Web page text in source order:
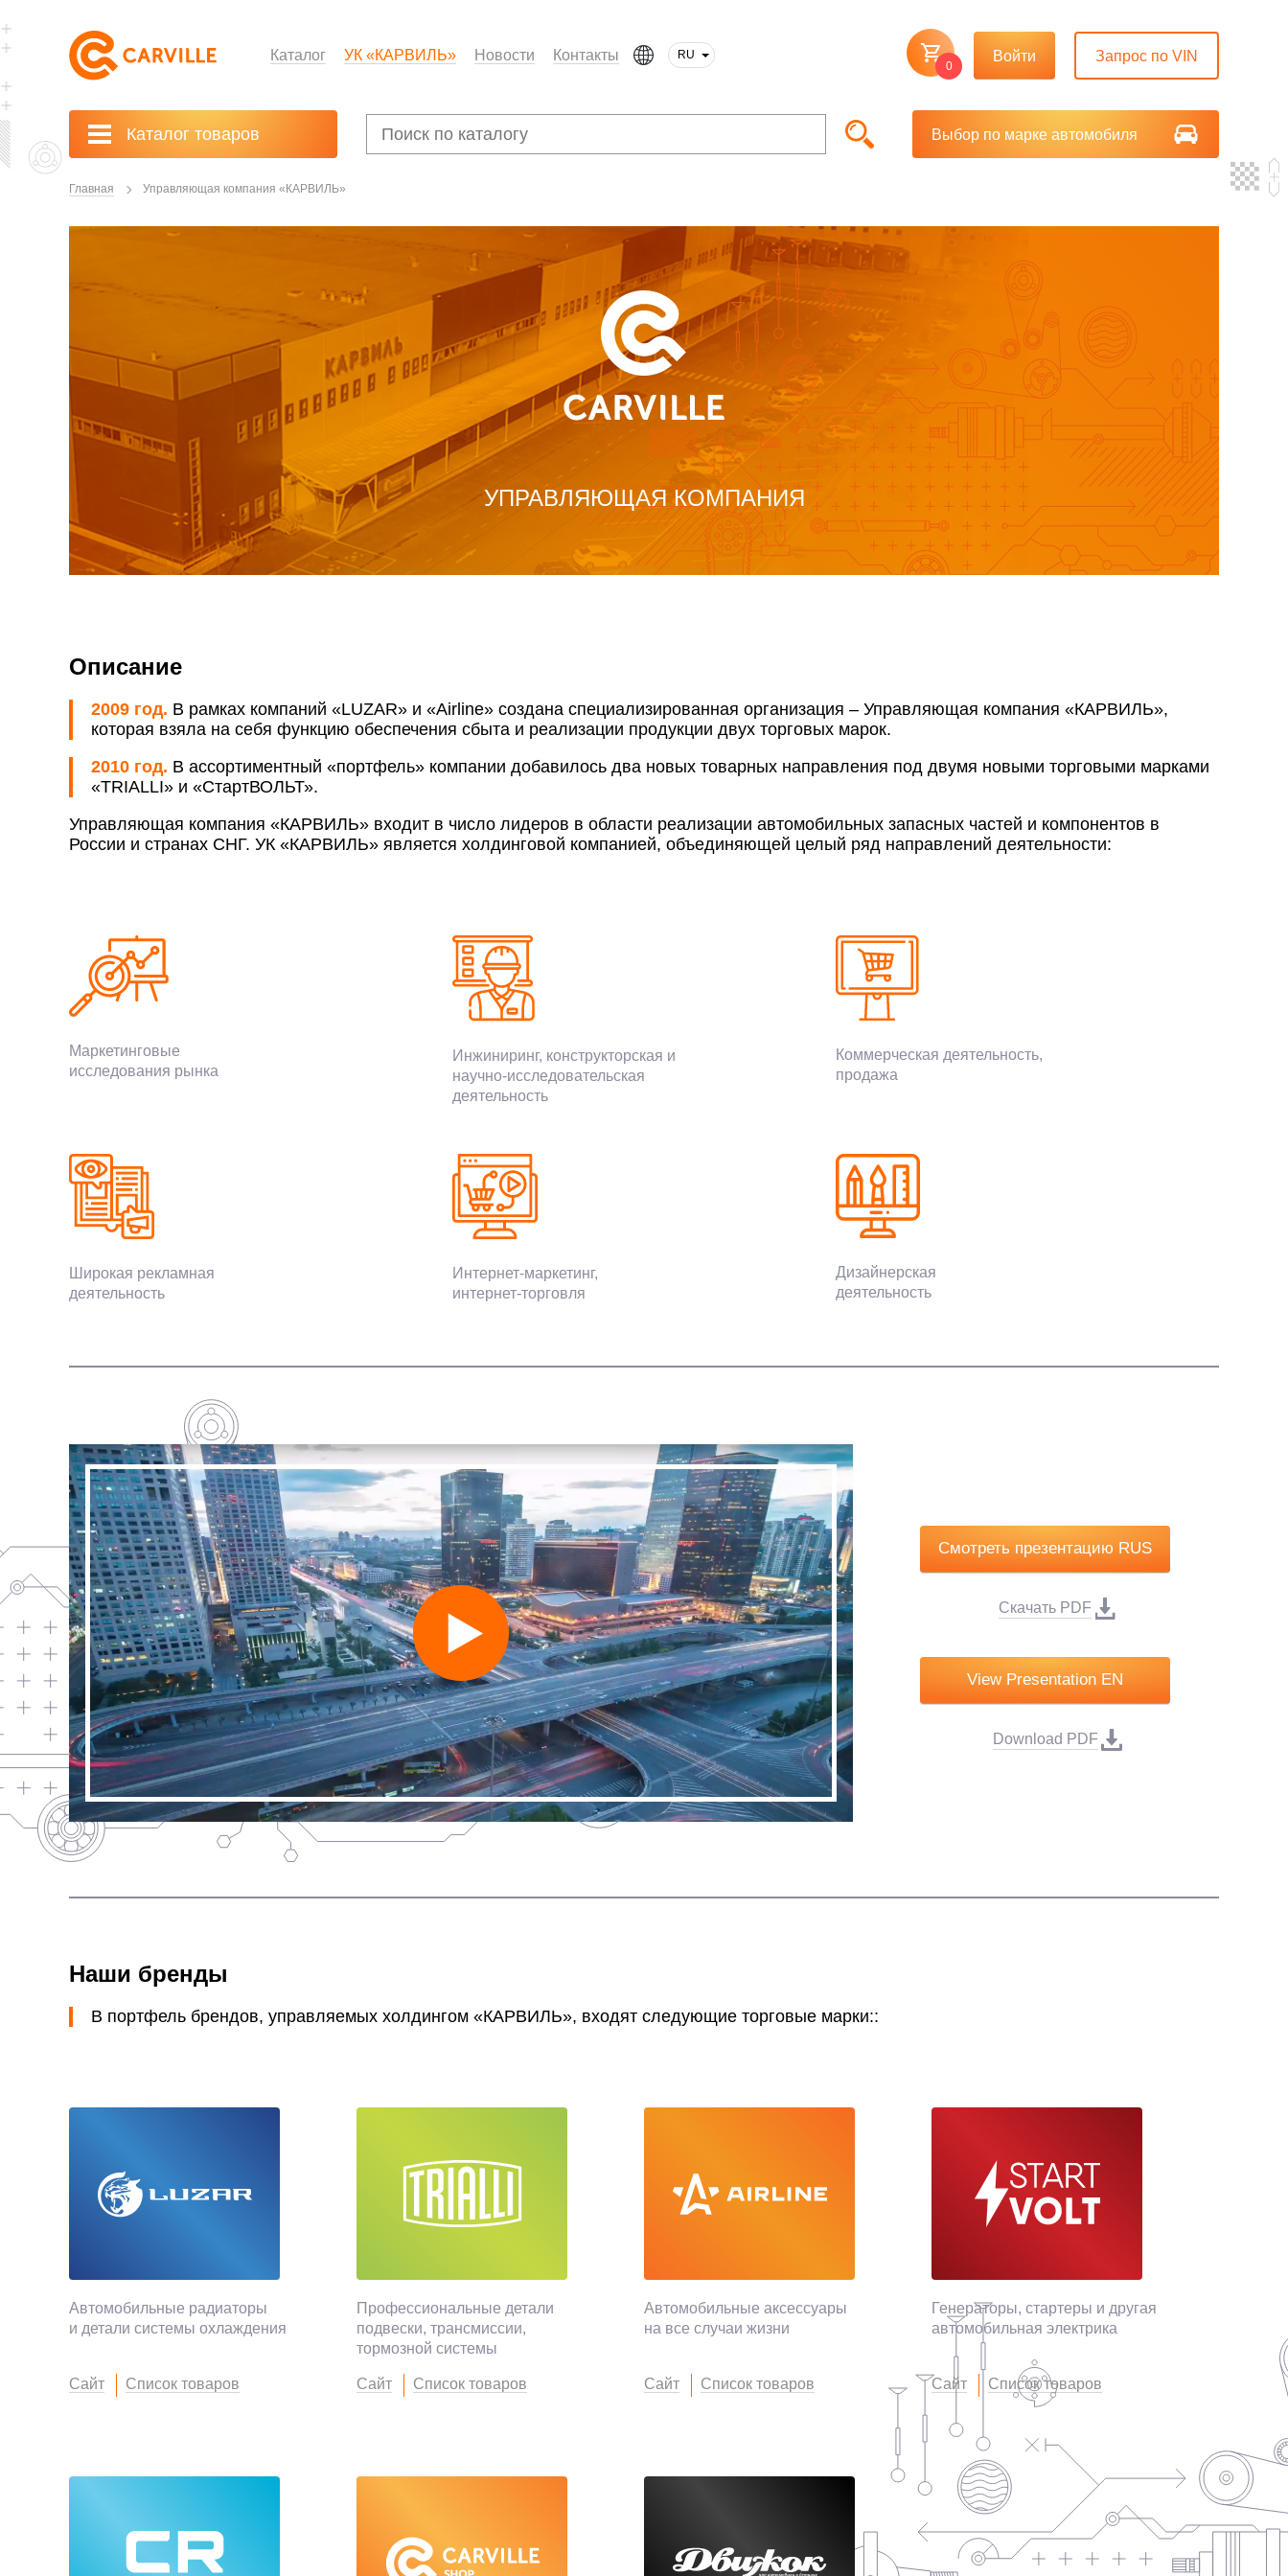
Каталог УК «КАРВИЛЬ» Новости Контакты
RU
0
Войти Запрос по VIN
Каталог товаров Выбор по марке автомобиля
Главная Управляющая компания «КАРВИЛЬ»
УПРАВЛЯЮЩАЯ КОМПАНИЯ
Описание
2009 год. В рамках компаний «LUZAR» и «Airline» создана специализированная организация – Управляющая компания «КАРВИЛЬ»,
которая взяла на себя функцию обеспечения сбыта и реализации продукции двух торговых марок.
2010 год. В ассортиментный «портфель» компании добавилось два новых товарных направления под двумя новыми торговыми марками
«TRIALLI» и «СтартВОЛЬТ».
Управляющая компания «КАРВИЛЬ» входит в число лидеров в области реализации автомобильных запасных частей и компонентов в
России и странах СНГ. УК «КАРВИЛЬ» является холдинговой компанией, объединяющей целый ряд направлений деятельности:
Маркетинговые
исследования рынка
Инжиниринг, конструкторская и
научно-исследовательская
деятельность
Коммерческая деятельность,
продажа
Широкая рекламная
деятельность
Интернет-маркетинг,
интернет-торговля
Дизайнерская
деятельность
Смотреть презентацию RUS
Скачать PDF
View Presentation EN
Download PDF
Наши бренды
В портфель брендов, управляемых холдингом «КАРВИЛЬ», входят следующие торговые марки::
Автомобильные радиаторы
и детали системы охлаждения
Сайт Список товаров
Профессиональные детали
подвески, трансмиссии,
тормозной системы
Сайт Список товаров
Автомобильные аксессуары
на все случаи жизни
Сайт Список товаров
Генераторы, стартеры и другая
автомобильная электрика
Сайт Список товаров